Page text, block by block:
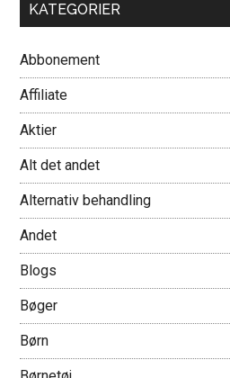
KATEGORIER
Abbonement
Affiliate
Aktier
Alt det andet
Alternativ behandling
Andet
Blogs
Bøger
Børn